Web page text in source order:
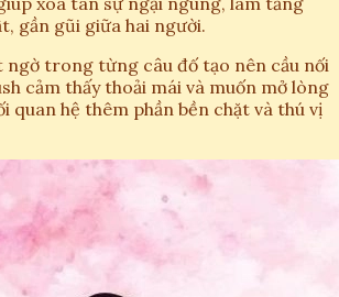
gần gũi giữa hai người.
ngờ trong từng câu đố tạo nên cầu nối
cảm thấy thoải mái và muốn mở lòng
quan hệ thêm phần bền chặt và thú vị